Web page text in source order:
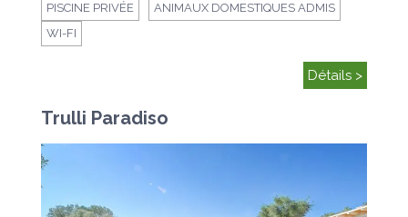
PISCINE PRIVÉE
ANIMAUX DOMESTIQUES ADMIS
WI-FI
Détails >
Trulli Paradiso